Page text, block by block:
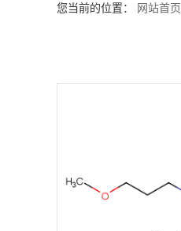
您当前的位置： 网站首页